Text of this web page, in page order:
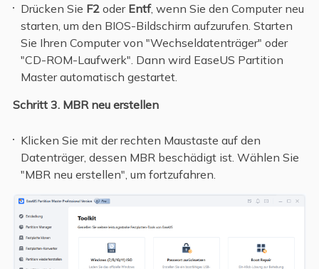
Drücken Sie F2 oder Entf, wenn Sie den Computer neu
starten, um den BIOS-Bildschirm aufzurufen. Starten
Sie Ihren Computer von "Wechseldatenträger" oder
"CD-ROM-Laufwerk". Dann wird EaseUS Partition
Master automatisch gestartet.
Schritt 3. MBR neu erstellen
Klicken Sie mit der rechten Maustaste auf den
Datenträger, dessen MBR beschädigt ist. Wählen Sie
"MBR neu erstellen", um fortzufahren.